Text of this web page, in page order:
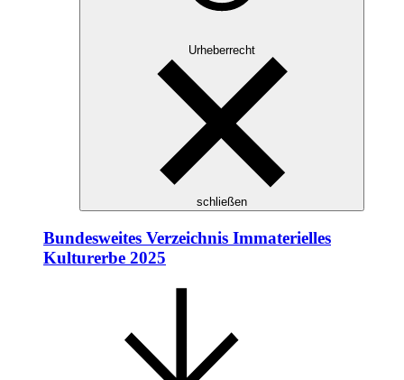
Urheberrecht
schließen
Bundesweites Verzeichnis Immaterielles
Kulturerbe 2025